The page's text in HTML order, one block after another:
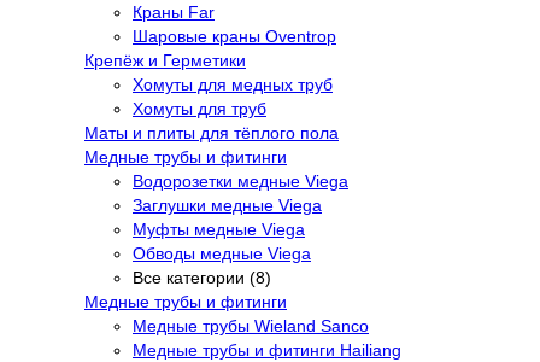
Краны Far
Шаровые краны Oventrop
Крепёж и Герметики
Хомуты для медных труб
Хомуты для труб
Маты и плиты для тёплого пола
Медные трубы и фитинги
Водорозетки медные Viega
Заглушки медные Viega
Муфты медные Viega
Обводы медные Viega
Все категории (8)
Медные трубы и фитинги
Медные трубы Wieland Sanco
Медные трубы и фитинги Hailiang